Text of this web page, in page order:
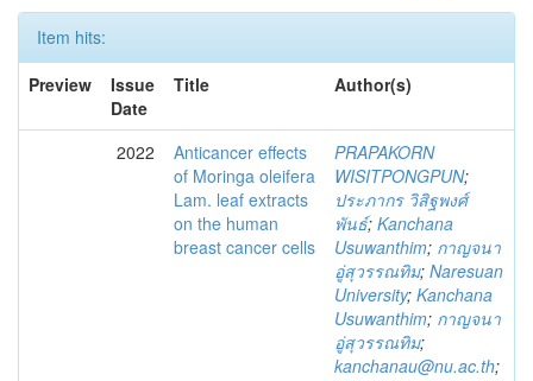
Item hits:
Preview
Issue
Date
Title Author(s)
2022
Anticancer effects
of Moringa oleifera
Lam. leaf extracts
on the human
breast cancer cells
PRAPAKORN
WISITPONGPUN;
ประภากร วิสิฐพงศ์
พันธ์; Kanchana
Usuwanthim; กาญจนา
อู่สุวรรณทิม; Naresuan
University; Kanchana
Usuwanthim; กาญจนา
อู่สุวรรณทิม;
kanchanau@nu.ac.th;